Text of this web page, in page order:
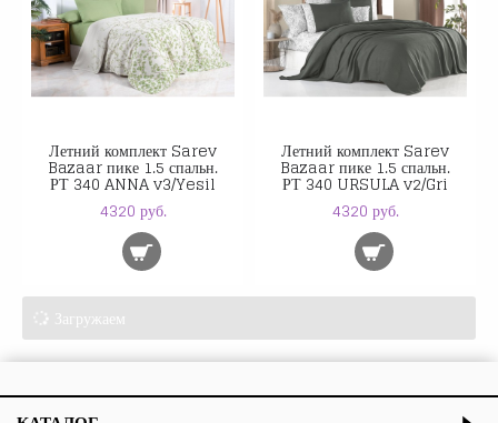
Летний комплект Sarev
Bazaar пике 1.5 спальн.
РТ 340 ANNA v3/Yesil
4320 руб.
Летний комплект Sarev
Bazaar пике 1.5 спальн.
РТ 340 URSULA v2/Gri
4320 руб.
Загружаем